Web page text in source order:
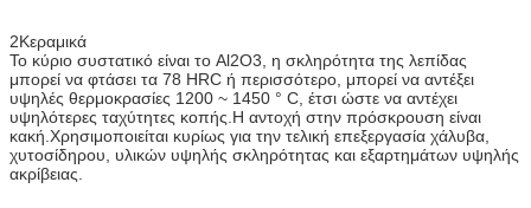
2Κεραμικά
Το κύριο συστατικό είναι το Al2O3, η σκληρότητα της λεπίδας
μπορεί να φτάσει τα 78 HRC ή περισσότερο, μπορεί να αντέξει
υψηλές θερμοκρασίες 1200 ~ 1450 ° C, έτσι ώστε να αντέχει
υψηλότερες ταχύτητες κοπής.Η αντοχή στην πρόσκρουση είναι
κακή.Χρησιμοποιείται κυρίως για την τελική επεξεργασία χάλυβα,
χυτοσίδηρου, υλικών υψηλής σκληρότητας και εξαρτημάτων υψηλής
ακρίβειας.